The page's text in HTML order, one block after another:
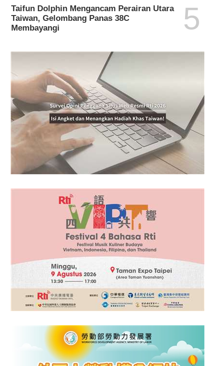
Taifun Dolphin Mengancam Perairan Utara
Taiwan, Gelombang Panas 38C
Membayangi
5